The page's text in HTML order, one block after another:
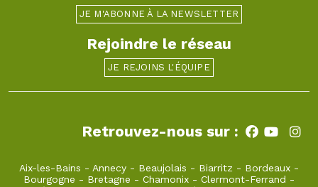
JE M'ABONNE À LA NEWSLETTER
Rejoindre le réseau
JE REJOINS L'ÉQUIPE
Retrouvez-nous sur :
Aix-les-Bains - Annecy - Beaujolais - Biarritz - Bordeaux -
Bourgogne - Bretagne - Chamonix - Clermont-Ferrand -